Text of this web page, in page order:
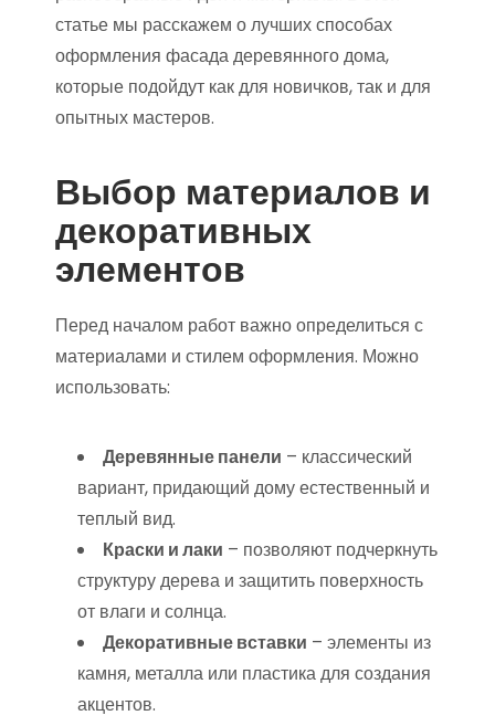
статье мы расскажем о лучших способах
оформления фасада деревянного дома,
которые подойдут как для новичков, так и для
опытных мастеров.
Выбор материалов и
декоративных
элементов
Перед началом работ важно определиться с
материалами и стилем оформления. Можно
использовать:
Деревянные панели – классический
вариант, придающий дому естественный и
теплый вид.
Краски и лаки – позволяют подчеркнуть
структуру дерева и защитить поверхность
от влаги и солнца.
Декоративные вставки – элементы из
камня, металла или пластика для создания
акцентов.